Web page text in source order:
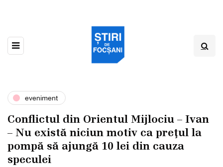
eveniment
Conflictul din Orientul Mijlociu – Ivan
– Nu există niciun motiv ca preţul la
pompă să ajungă 10 lei din cauza
speculei